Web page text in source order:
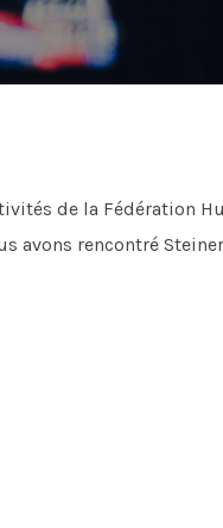
de la Fédération
avons rencontré